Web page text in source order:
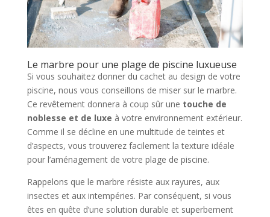
Le marbre pour une plage de piscine luxueuse
Si vous souhaitez donner du cachet au design de votre
piscine, nous vous conseillons de miser sur le marbre.
Ce revêtement donnera à coup sûr une touche de
noblesse et de luxe à votre environnement extérieur.
Comme il se décline en une multitude de teintes et
d’aspects, vous trouverez facilement la texture idéale
pour l’aménagement de votre plage de piscine.
Rappelons que le marbre résiste aux rayures, aux
insectes et aux intempéries. Par conséquent, si vous
êtes en quête d’une solution durable et superbement